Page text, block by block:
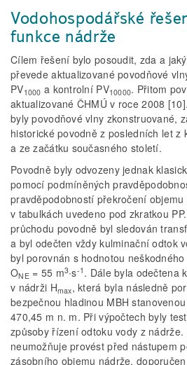
Vodohospodářské
funkce nádrže
Cílem řešení bylo posoudit, zda a
převede aktualizované povodňové
PV1000 a kontrolní PV10000. Přitom
aktualizované ČHMÚ v roce 2008
byly povodňové vlny zkonstruované,
historické povodně z posledních let z
a ze začátku současného století.
Povodně byly odvozeny jednak
pomocí podmíněných
pravděpodobností překročení objemu
v tabulkách uvedeno pod zkratkou
průchodu povodně byl sledován
a byl odečten vždy kulminační odtok
byl porovnán s hodnotou
ONE= 55 m3∙s-1 . Dále byla odečtena
v nádrži Hmax, která byla následně
bezpečnou hladinou MBH
470,45 m n. m. Při výpočtech byly
způsoby řízení odtoku vody z nádrže.
neumožňuje provést před nástupem
zásobního objemu nádrže,